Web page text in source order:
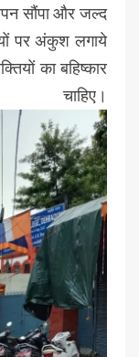
सौंपा और जल्द
पर अंकुश लगाये
का बहिष्कार